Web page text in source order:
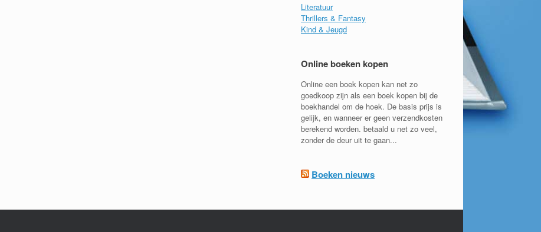
Literatuur
Thrillers & Fantasy
Kind & Jeugd
Online boeken kopen
Online een boek kopen kan net zo
goedkoop zijn als een boek kopen bij de
boekhandel om de hoek. De basis prijs is
gelijk, en wanneer er geen verzendkosten
berekend worden. betaald u net zo veel,
zonder de deur uit te gaan...
Boeken nieuws